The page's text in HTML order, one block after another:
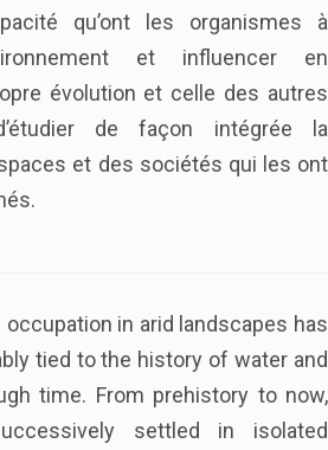
qu’ont les organismes à
et influencer en
évolution et celle des autres
de façon intégrée la
et des sociétés qui les ont
in arid landscapes has
tied to the history of water and
time. From prehistory to now,
settled in isolated